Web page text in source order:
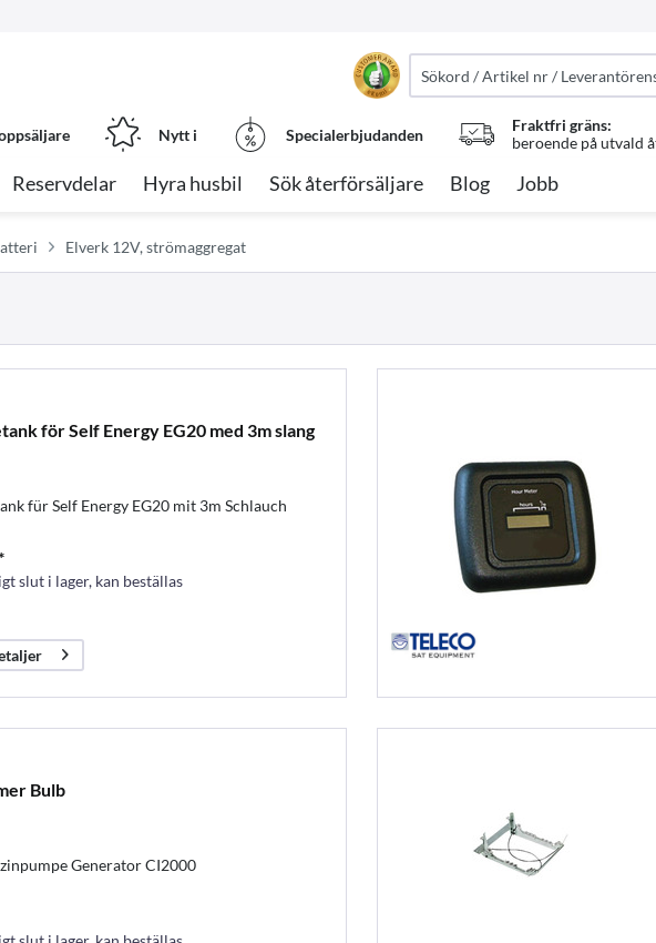
Nytt i Specialerbjudanden
Fraktfri gräns:
beroende på utvald
Reservdelar Hyra husbil Sök återförsäljare Blog Jobb
Elverk 12V, strömaggregat
för Self Energy EG20 med 3m slang
für Self Energy EG20 mit 3m Schlauch
slut i lager, kan beställas
Bulb
Generator CI2000